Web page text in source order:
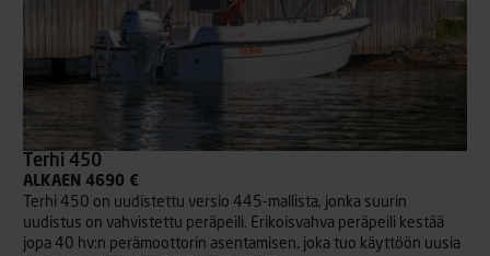
Terhi 450
ALKAEN 4690 €
Terhi 450 on uudistettu versio 445-mallista, jonka suurin
uudistus on vahvistettu peräpeili. Erikoisvahva peräpeili kestää
jopa 40 hv:n perämoottorin asentamisen, joka tuo käyttöön uusia